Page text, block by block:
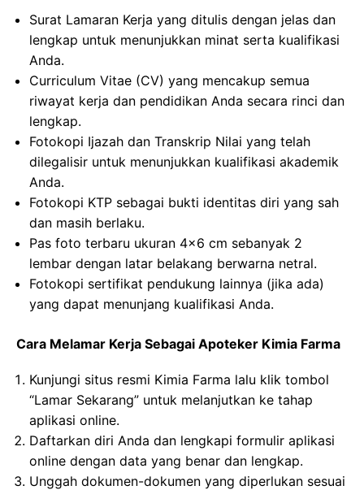
Surat Lamaran Kerja yang ditulis dengan jelas dan
lengkap untuk menunjukkan minat serta kualifikasi
Anda.
Curriculum Vitae (CV) yang mencakup semua
riwayat kerja dan pendidikan Anda secara rinci dan
lengkap.
Fotokopi Ijazah dan Transkrip Nilai yang telah
dilegalisir untuk menunjukkan kualifikasi akademik
Anda.
Fotokopi KTP sebagai bukti identitas diri yang sah
dan masih berlaku.
Pas foto terbaru ukuran 4×6 cm sebanyak 2
lembar dengan latar belakang berwarna netral.
Fotokopi sertifikat pendukung lainnya (jika ada)
yang dapat menunjang kualifikasi Anda.
Cara Melamar Kerja Sebagai Apoteker Kimia Farma
Kunjungi situs resmi Kimia Farma lalu klik tombol
“Lamar Sekarang” untuk melanjutkan ke tahap
aplikasi online.
Daftarkan diri Anda dan lengkapi formulir aplikasi
online dengan data yang benar dan lengkap.
Unggah dokumen-dokumen yang diperlukan sesuai